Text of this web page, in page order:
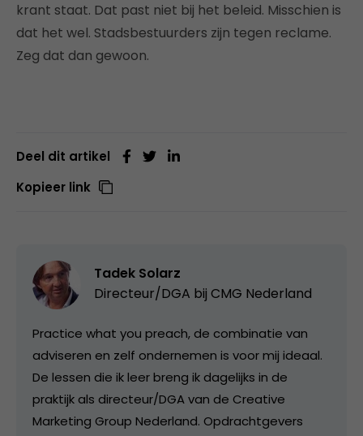
krant staat. Dat past niet bij het beleid. Misschien is
dat het wel. Stadsbestuurders zijn tegen reclame.
Zeg dat dan gewoon.
Deel dit artikel
Kopieer link
Tadek Solarz
Directeur/DGA bij CMG Nederland
Practice what you preach, de combinatie van
adviseren en zelf ondernemen is voor mij ideaal.
De lessen die ik leer breng ik dagelijks in de
praktijk als directeur/DGA van de Creative
Marketing Group Nederland. Opdrachtgevers